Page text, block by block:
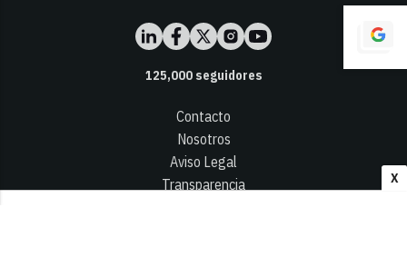
X
125,000seguidores
Contacto
Nosotros
Aviso Legal
Transparencia